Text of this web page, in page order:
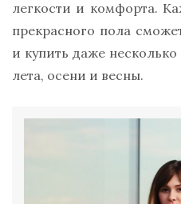
легкости и комфорта.
прекрасного пола
и купить даже
лета, осени и весны.